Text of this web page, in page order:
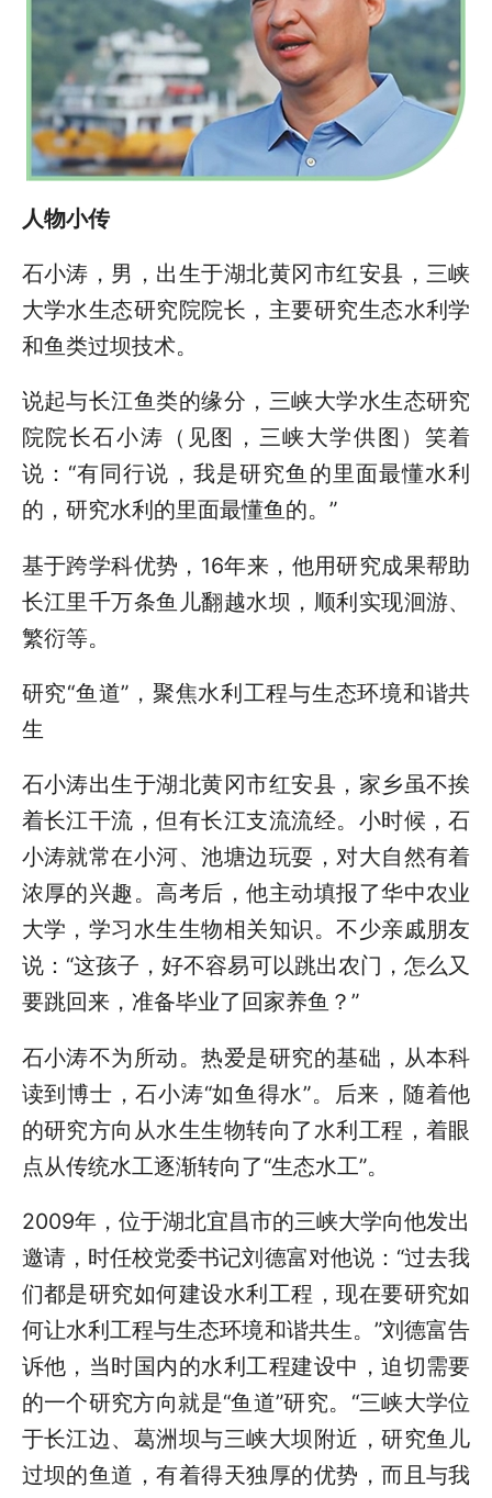
人物小传
石小涛，男，出生于湖北黄冈市红安县，三峡
大学水生态研究院院长，主要研究生态水利学
和鱼类过坝技术。
说起与长江鱼类的缘分，三峡大学水生态研究
院院长石小涛（见图，三峡大学供图）笑着
说：“有同行说，我是研究鱼的里面最懂水利
的，研究水利的里面最懂鱼的。”
基于跨学科优势，16年来，他用研究成果帮助
长江里千万条鱼儿翻越水坝，顺利实现洄游、
繁衍等。
研究“鱼道”，聚焦水利工程与生态环境和谐共
生
石小涛出生于湖北黄冈市红安县，家乡虽不挨
着长江干流，但有长江支流流经。小时候，石
小涛就常在小河、池塘边玩耍，对大自然有着
浓厚的兴趣。高考后，他主动填报了华中农业
大学，学习水生生物相关知识。不少亲戚朋友
说：“这孩子，好不容易可以跳出农门，怎么又
要跳回来，准备毕业了回家养鱼？”
石小涛不为所动。热爱是研究的基础，从本科
读到博士，石小涛“如鱼得水”。后来，随着他
的研究方向从水生生物转向了水利工程，着眼
点从传统水工逐渐转向了“生态水工”。
2009年，位于湖北宜昌市的三峡大学向他发出
邀请，时任校党委书记刘德富对他说：“过去我
们都是研究如何建设水利工程，现在要研究如
何让水利工程与生态环境和谐共生。”刘德富告
诉他，当时国内的水利工程建设中，迫切需要
的一个研究方向就是“鱼道”研究。“三峡大学位
于长江边、葛洲坝与三峡大坝附近，研究鱼儿
过坝的鱼道，有着得天独厚的优势，而且与我